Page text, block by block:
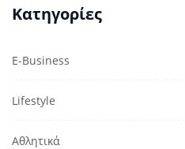
Κατηγορίες
E-Business
Lifestyle
Αθλητικά